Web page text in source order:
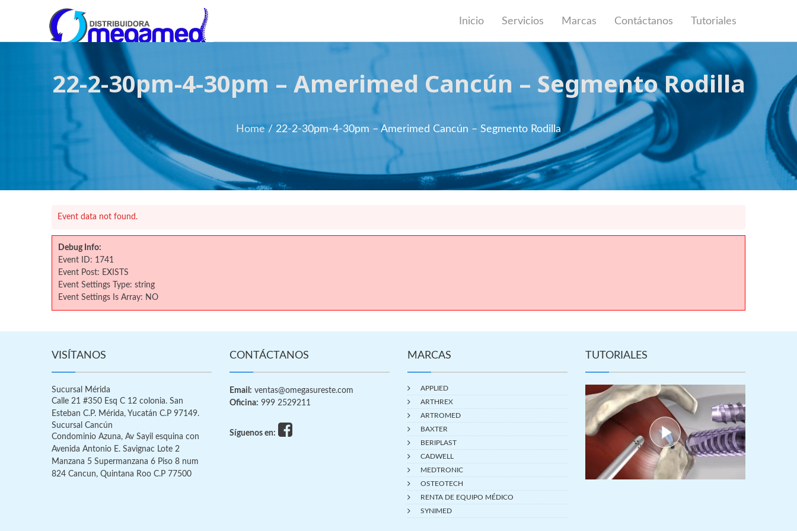
OmegaMed Sureste
OmegaMed Sureste
Inicio Servicios Marcas Contáctanos Tutoriales
22-2-30pm-4-30pm – Amerimed Cancún – Segmento Rodilla
Home/ 22-2-30pm-4-30pm – Amerimed Cancún – Segmento Rodilla
Event data not found.
Debug Info:
Event ID: 1741
Event Post: EXISTS
Event Settings Type: string
Event Settings Is Array: NO
VISÍTANOS
Sucursal Mérida
Calle 21 #350 Esq C 12 colonia. San
Esteban C.P. Mérida, Yucatán C.P 97149.
Sucursal Cancún
Condominio Azuna, Av Sayil esquina con
Avenida Antonio E. Savignac Lote 2
Manzana 5 Supermanzana 6 Piso 8 num
824 Cancun, Quintana Roo C.P 77500
CONTÁCTANOS
Email: ventas@omegasureste.com
Oficina: 999 2529211
Síguenos en:
MARCAS
APPLIED
ARTHREX
ARTROMED
BAXTER
BERIPLAST
CADWELL
MEDTRONIC
OSTEOTECH
RENTA DE EQUIPO MÉDICO
SYNIMED
TUTORIALES